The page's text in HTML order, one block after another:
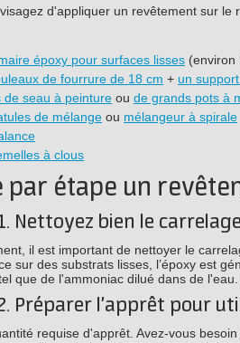
d'appliquer un revêtement sur
époxy pour surfaces lisses (environ
de fourrure de 18 cm + un
de seau à peinture ou de grands pots à
de mélange ou mélangeur à spirale
à clous
par étape un
Nettoyez bien le carrelage
il est important de nettoyer le
sur des substrats lisses, l’époxy est
que de l'ammoniac dilué dans de
Préparer l’apprêt pour
requise d'apprêt. Avez-vous